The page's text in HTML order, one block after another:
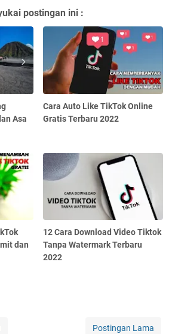
postingan ini :
Asa
Cara Auto Like TikTok Online
Gratis Terbaru 2022
dan
12 Cara Download Video Tiktok
Tanpa Watermark Terbaru
2022
Postingan Lama